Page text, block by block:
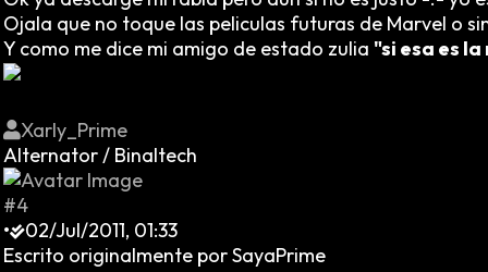
Ojala que no toque las peliculas futuras de Marvel o
Y como me dice mi amigo de estado zulia "si esa es
Xarly_Prime
Alternator / Binaltech
#4
•
02/Jul/2011, 01:33
Escrito originalmente por SayaPrime